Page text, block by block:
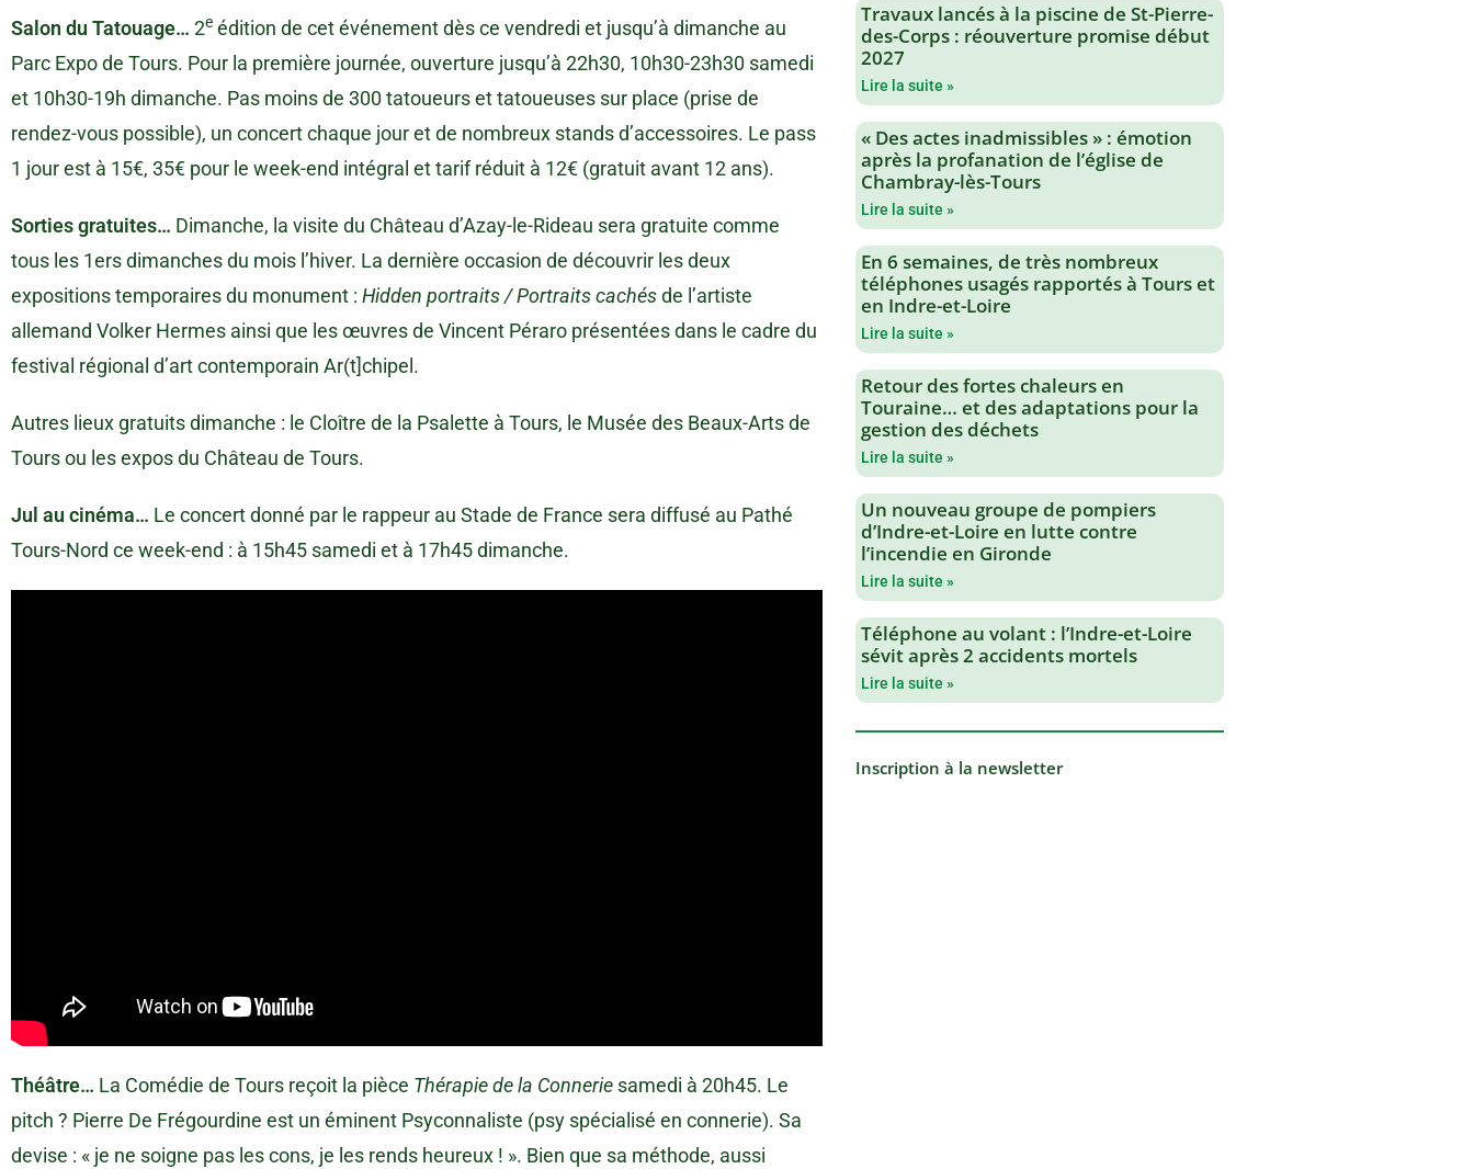
Salon du Tatouage… 2e édition de cet événement dès ce vendredi et jusqu’à dimanche au
Parc Expo de Tours. Pour la première journée, ouverture jusqu’à 22h30, 10h30-23h30 samedi
et 10h30-19h dimanche. Pas moins de 300 tatoueurs et tatoueuses sur place (prise de
rendez-vous possible), un concert chaque jour et de nombreux stands d’accessoires. Le pass
1 jour est à 15€, 35€ pour le week-end intégral et tarif réduit à 12€ (gratuit avant 12 ans).
Sorties gratuites… Dimanche, la visite du Château d’Azay-le-Rideau sera gratuite comme
tous les 1ers dimanches du mois l’hiver. La dernière occasion de découvrir les deux
expositions temporaires du monument : Hidden portraits / Portraits cachésde l’artiste
allemand Volker Hermes ainsi que les œuvres de Vincent Péraro présentées dans le cadre du
festival régional d’art contemporain Ar(t]chipel.
Autres lieux gratuits dimanche : le Cloître de la Psalette à Tours, le Musée des Beaux-Arts de
Tours ou les expos du Château de Tours.
Jul au cinéma… Le concert donné par le rappeur au Stade de France sera diffusé au Pathé
Tours-Nord ce week-end : à 15h45 samedi et à 17h45 dimanche.
Théâtre… La Comédie de Tours reçoit la pièce Thérapie de la Connerie samedi à 20h45. Le
pitch ? Pierre De Frégourdine est un éminent Psyconnaliste (psy spécialisé en connerie). Sa
devise : « je ne soigne pas les cons, je les rends heureux ! ». Bien que sa méthode, aussi
Travaux lancés à la piscine de St-Pierre-
des-Corps : réouverture promise début
2027
Lire la suite »
« Des actes inadmissibles » : émotion
après la profanation de l’église de
Chambray-lès-Tours
Lire la suite »
En 6 semaines, de très nombreux
téléphones usagés rapportés à Tours et
en Indre-et-Loire
Lire la suite »
Retour des fortes chaleurs en
Touraine… et des adaptations pour la
gestion des déchets
Lire la suite »
Un nouveau groupe de pompiers
d’Indre-et-Loire en lutte contre
l’incendie en Gironde
Lire la suite »
Téléphone au volant : l’Indre-et-Loire
sévit après 2 accidents mortels
Lire la suite »
Inscription à la newsletter